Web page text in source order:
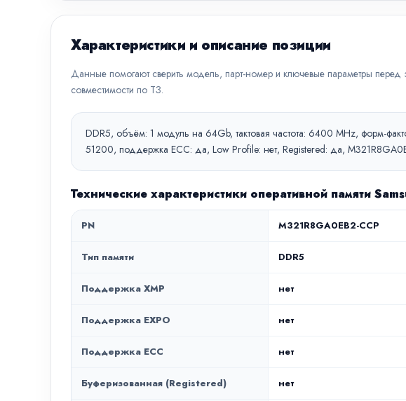
Характеристики и описание позиции
Данные помогают сверить модель, парт-номер и ключевые параметры
совместимости по ТЗ.
DDR5, объём: 1 модуль на 64Gb, тактовая частота: 6400 MHz, форм-
51200, поддержка ECC: да, Low Profile: нет, Registered: да,
Технические характеристики оперативной памяти
PN M321R8GA0EB2-CCP
Тип памяти DDR5
Поддержка XMP нет
Поддержка EXPO нет
Поддержка ECC нет
Буферизованная (Registered) нет